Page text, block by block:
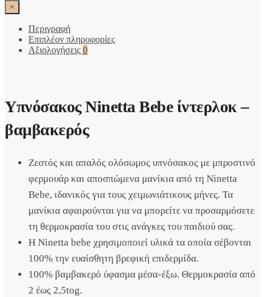
×
Περιγραφή
Επιπλέον πληροφορίες
Αξιολογήσεις 0
Υπνόσακος Ninetta Bebe ίντερλοκ –
βαμβακερός
Ζεστός και απαλός ολόσωμος υπνόσακος με μπροστινό
φερμουάρ και αποσπώμενα μανίκια από τη Ninetta
Bebe, ιδανικός για τους χειμωνιάτικους μήνες. Τα
μανίκια αφαιρούνται για να μπορείτε να προσαρμόσετε
τη θερμοκρασία του στις ανάγκες του παιδιού σας.
Η Ninetta bebe χρησιμοποιεί υλικά τα οποία σέβονται
100% την ευαίσθητη βρεφική επιδερμίδα.
100% βαμβακερό ύφασμα μέσα-έξω. Θερμοκρασία από
2 έως 2,5tog.